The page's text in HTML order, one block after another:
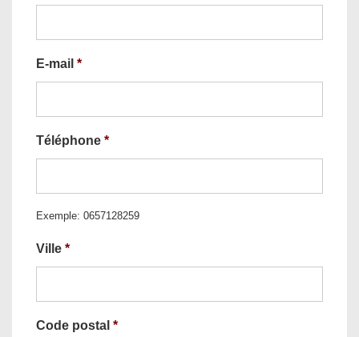
E-mail *
Téléphone *
Exemple: 0657128259
Ville *
Code postal *